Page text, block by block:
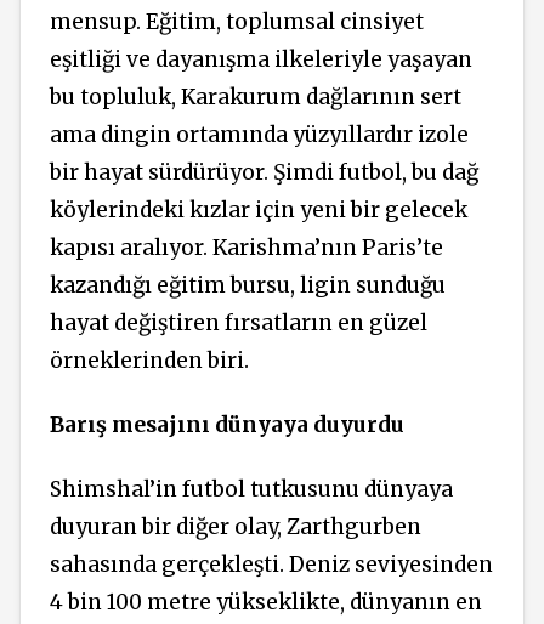
mensup. Eğitim, toplumsal cinsiyet
eşitliği ve dayanışma ilkeleriyle yaşayan
bu topluluk, Karakurum dağlarının sert
ama dingin ortamında yüzyıllardır izole
bir hayat sürdürüyor. Şimdi futbol, bu dağ
köylerindeki kızlar için yeni bir gelecek
kapısı aralıyor. Karishma’nın Paris’te
kazandığı eğitim bursu, ligin sunduğu
hayat değiştiren fırsatların en güzel
örneklerinden biri.
Barış mesajını dünyaya duyurdu
Shimshal’in futbol tutkusunu dünyaya
duyuran bir diğer olay, Zarthgurben
sahasında gerçekleşti. Deniz seviyesinden
4 bin 100 metre yükseklikte, dünyanın en